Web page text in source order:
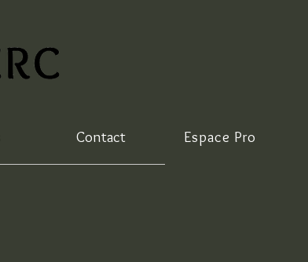
Contact Espace Pro